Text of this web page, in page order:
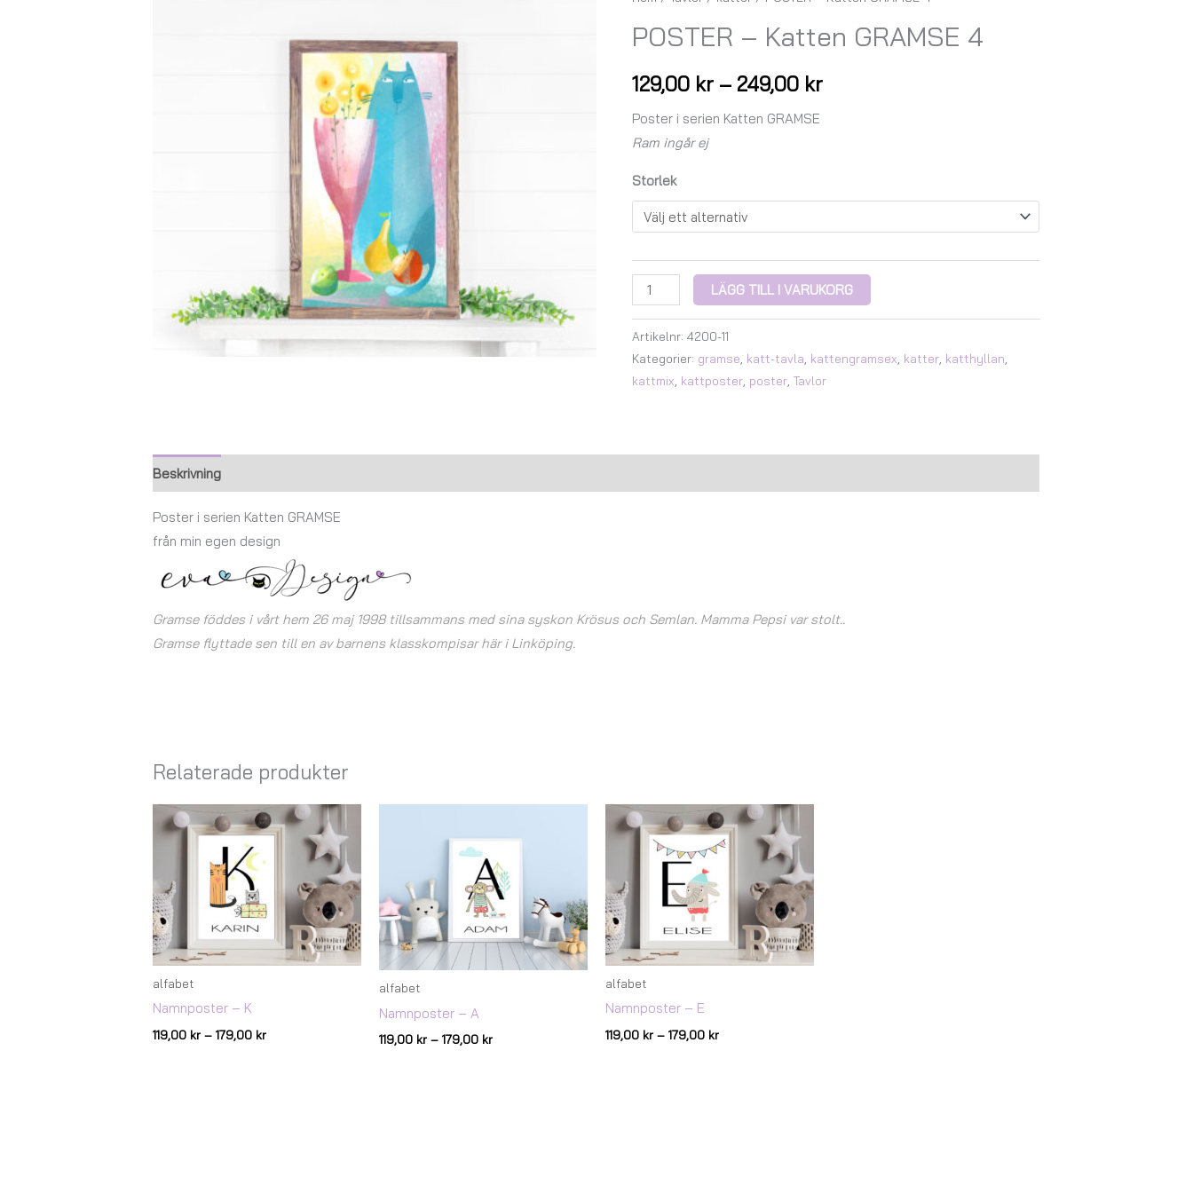
POSTER – Katten GRAMSE 4
129,00 kr – 249,00 kr
129,00 kr
till
Poster i serien Katten GRAMSE
Ram ingår ej
Storlek
Katten
4
mängd
LÄGG TILL I VARUKORG
Artikelnr: 4200-11
Kategorier: gramse, katt-tavla, kattengramsex, katter, katthyllan,
kattmix, kattposter, poster, Tavlor
Beskrivning
Poster i serien Katten GRAMSE
från min egen design
Gramse föddes i vårt hem 26 maj 1998 tillsammans med sina syskon Krösus och Semlan. Mamma Pepsi var stolt..
Gramse flyttade sen till en av barnens klasskompisar här i Linköping.
Relaterade produkter
alfabet
Namnposter – K
119,00 kr – 179,00 kr
Prisintervall:
119,00 kr
till
179,00 kr
alfabet
Namnposter – A
119,00 kr – 179,00 kr
till
alfabet
Namnposter – E
119,00 kr – 179,00 kr
Prisintervall:
119,00 kr
till
179,00 kr